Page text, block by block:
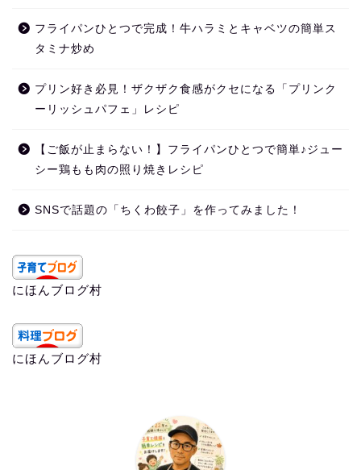
フライパンひとつで完成！牛ハラミとキャベツの簡単ス
タミナ炒め
プリン好き必見！ザクザク食感がクセになる「プリンク
ーリッシュパフェ」レシピ
【ご飯が止まらない！】フライパンひとつで簡単♪ジュー
シー鶏もも肉の照り焼きレシピ
SNSで話題の「ちくわ餃子」を作ってみました！
にほんブログ村
にほんブログ村